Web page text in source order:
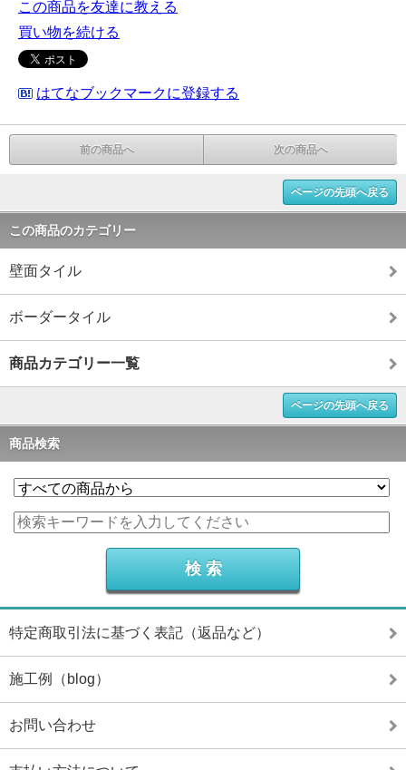
この商品を友達に教える
買い物を続ける
はてなブックマークに登録する
前の商品へ 次の商品へ
ページの先頭へ戻る
この商品のカテゴリー
壁面タイル
ボーダータイル
商品カテゴリー一覧
ページの先頭へ戻る
商品検索
特定商取引法に基づく表記（返品など）
施工例（blog）
お問い合わせ